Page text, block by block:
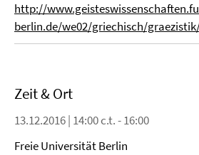
http://
berlin.de/we02/griechisch/
Zeit & Ort
13.12.2016 | 14:00 c.t. - 16:00
Freie Universität Berlin